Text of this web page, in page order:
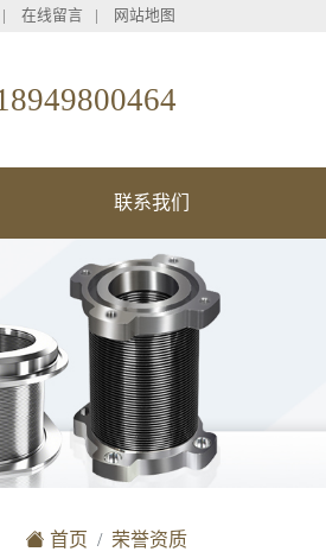
在线留言 网站地图
联系我们
首页 荣誉资质